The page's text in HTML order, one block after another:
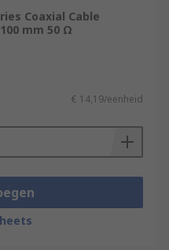
Coaxial Cable
mm 50 Ω
€ 14,19/eenheid